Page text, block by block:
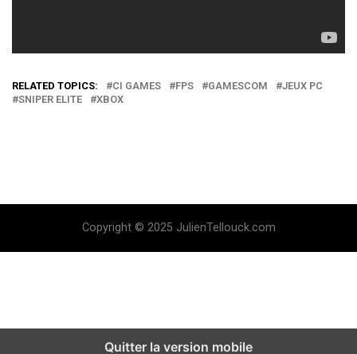
RELATED TOPICS: CI GAMES FPS GAMESCOM
JEUX PC
SNIPER ELITE
XBOX
Copyright © 2025 JulienTellouck.com
Quitter la version mobile